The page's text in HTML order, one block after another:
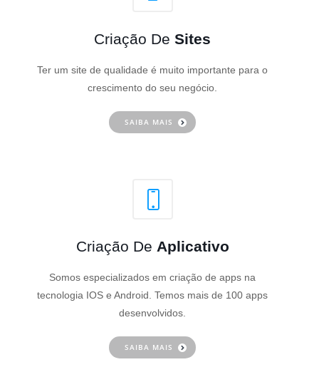
Criação De Sites
Ter um site de qualidade é muito importante para o
crescimento do seu negócio.
SAIBA MAIS
Criação De Aplicativo
Somos especializados em criação de apps na
tecnologia IOS e Android. Temos mais de 100 apps
desenvolvidos.
SAIBA MAIS